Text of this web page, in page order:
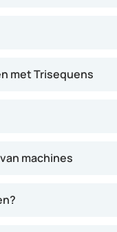
met Trisequens
machines